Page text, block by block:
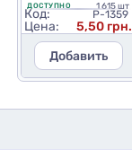
ДОСТУПНО 1 615 шт
Код: P-1359
Цена:
5,50 грн.
Добавить